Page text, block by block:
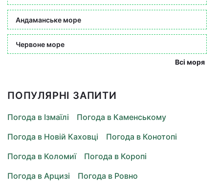
Андаманське море
Червоне море
Всі моря
ПОПУЛЯРНІ ЗАПИТИ
Погода в Ізмаїлі
Погода в Каменському
Погода в Новій Каховці
Погода в Конотопі
Погода в Коломиї
Погода в Коропі
Погода в Арцизі
Погода в Ровно